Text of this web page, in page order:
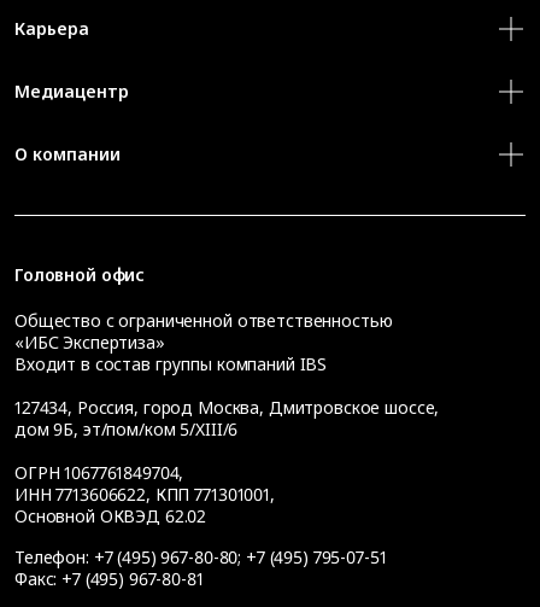
Карьера
Медиацентр
О компании
Головной офис
Общество с ограниченной ответственностью
«ИБС Экспертиза»
Входит в состав группы компаний IBS
127434, Россия, город Москва, Дмитровское шоссе,
дом 9Б, эт/пом/ком 5/XIII/6
ОГРН 1067761849704,
ИНН 7713606622, КПП 771301001,
Основной ОКВЭД 62.02
Телефон: +7 (495) 967-80-80; +7 (495) 795-07-51
Факс: +7 (495) 967-80-81